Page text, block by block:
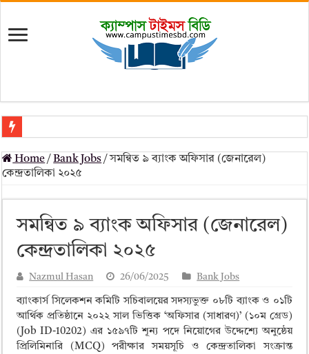
মৎস্য অধিদপ্তর (dof) নিয়োগ বিজ্ঞপ্তি ২০২৬
প্রাথমিক সহকারী শিক্ষক নিয়োগ পরীক্ষার চূড়ান্ত ফলাফল 2026 – Dpe gov bd
Primary Assistant Teacher Result 2026 | dpe.gov.bd result
primary viva result 2026 pdf download – dpe viva result
www dpe gov bd result 2026 pdf
ময়মনসিংহ বোর্ড এইচএসসি রেজাল্ট ২০২৫ – HSC Result 2025 Mymensingh
দিনাজপুর বোর্ড এইচএসসি রেজাল্ট ২০২৫ – HSC Result 2025 Dinajpur Board
Home / Bank Jobs / সমন্বিত ৯ ব্যাংক অফিসার (জেনারেল)
কেন্দ্রতালিকা ২০২৫
সমন্বিত ৯ ব্যাংক অফিসার (জেনারেল)
কেন্দ্রতালিকা ২০২৫
Nazmul Hasan 26/06/2025 Bank Jobs
ব্যাংকার্স সিলেকশন কমিটি সচিবালয়ের সদস্যভুক্ত ০৮টি ব্যাংক ও ০১টি
আর্থিক প্রতিষ্ঠানে ২০২২ সাল ভিত্তিক ‘অফিসার (সাধারণ)’ (১০ম গ্রেড)
(Job ID-10202) এর ১৫৯৭টি শূন্য পদে নিয়োগের উদ্দেশ্যে অনুষ্ঠেয়
প্রিলিমিনারি (MCQ) পরীক্ষার সময়সূচি ও কেন্দ্রতালিকা সংক্রান্ত